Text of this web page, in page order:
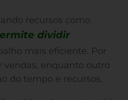
recursos como
dividir
mais eficiente. Por
enquanto outro
do tempo e recursos.